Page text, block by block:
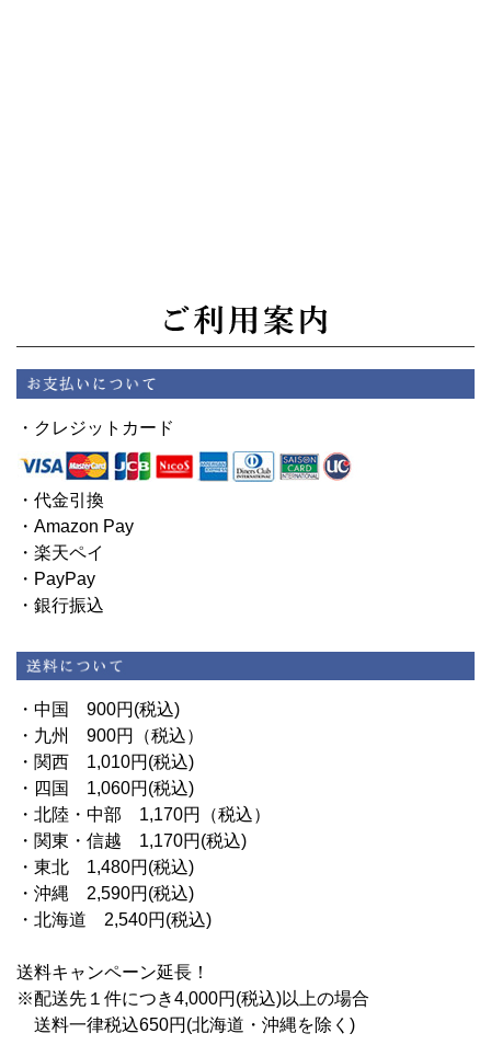
・クレジットカード
・代金引換
・Amazon Pay
・楽天ペイ
・PayPay
・銀行振込
・中国 900円(税込)
・九州 900円（税込）
・関西 1,010円(税込)
・四国 1,060円(税込)
・北陸・中部 1,170円（税込）
・関東・信越 1,170円(税込)
・東北 1,480円(税込)
・沖縄 2,590円(税込)
・北海道 2,540円(税込)
送料キャンペーン延長！
※配送先１件につき4,000円(税込)以上の場合
送料一律税込650円(北海道・沖縄を除く)